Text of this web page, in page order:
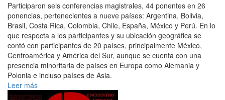
Participaron seis conferencias magistrales, 44 ponentes en 26
ponencias, pertenecientes a nueve países: Argentina, Bolivia,
Brasil, Costa Rica, Colombia, Chile, España, México y Perú. En lo
que respecta a los participantes y su ubicación geográfica se
contó con participantes de 20 países, principalmente México,
Centroamérica y América del Sur, aunque se cuenta con una
presencia minoritaria de países en Europa como Alemania y
Polonia e incluso países de Asia.
Leer más